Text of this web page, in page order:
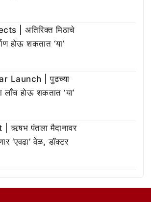
| अतिरिक्त मिठाचे
होऊ शकतात ‘या’
Launch | पुढच्या
लाँच होऊ शकतात ‘या’
ऋषभ पंतला मैदानावर
‘एवढा’ वेळ, डॉक्टर